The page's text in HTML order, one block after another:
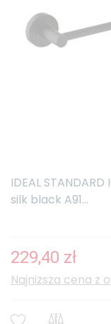
IDEAL
silk black A91...
229,40 zł
Najniższa cena z